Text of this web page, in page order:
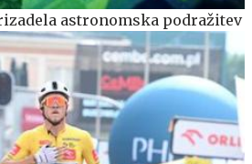
astronomska podražitev